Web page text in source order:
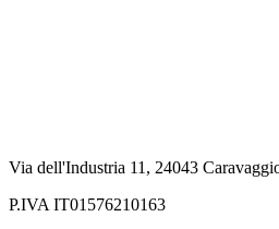
Via dell'Industria 11, 24043
P.IVA IT01576210163